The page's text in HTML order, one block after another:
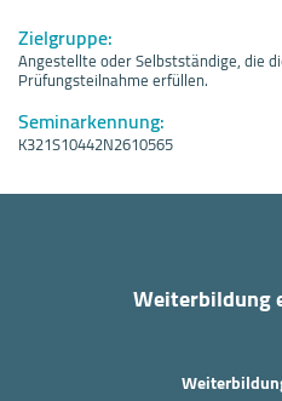
Zielgruppe:
Angestellte oder Selbstständige, die
Prüfungsteilnahme erfüllen.
Seminarkennung:
K321S10442N2610565
Weiterbildung